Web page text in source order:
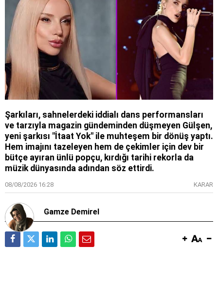
Şarkıları, sahnelerdeki iddialı dans performansları
ve tarzıyla magazin gündeminden düşmeyen Gülşen,
yeni şarkısı "İtaat Yok" ile muhteşem bir dönüş yaptı.
Hem imajını tazeleyen hem de çekimler için dev bir
bütçe ayıran ünlü popçu, kırdığı tarihi rekorla da
müzik dünyasında adından söz ettirdi.
08/08/2026 16:28 KARAR
Gamze Demirel